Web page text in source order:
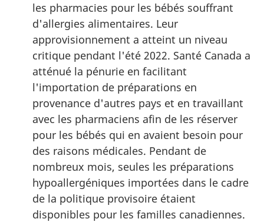
les pharmacies pour les bébés souffrant
d'allergies alimentaires. Leur
approvisionnement a atteint un niveau
critique pendant l'été 2022. Santé Canada a
atténué la pénurie en facilitant
l'importation de préparations en
provenance d'autres pays et en travaillant
avec les pharmaciens afin de les réserver
pour les bébés qui en avaient besoin pour
des raisons médicales. Pendant de
nombreux mois, seules les préparations
hypoallergéniques importées dans le cadre
de la politique provisoire étaient
disponibles pour les familles canadiennes.